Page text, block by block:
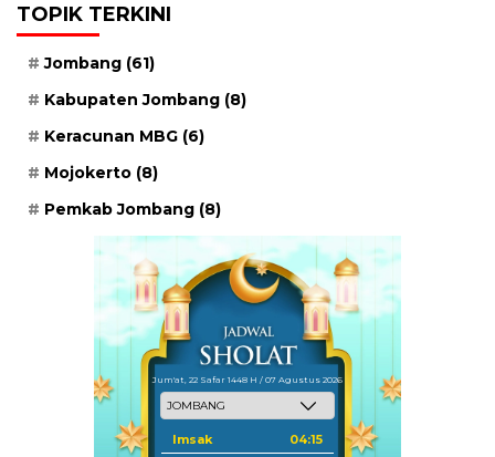
TOPIK TERKINI
Jombang (61)
Kabupaten Jombang (8)
Keracunan MBG (6)
Mojokerto (8)
Pemkab Jombang (8)
Jum'at, 22 Safar 1448 H / 07 Agustus 2026
Imsak 04:15